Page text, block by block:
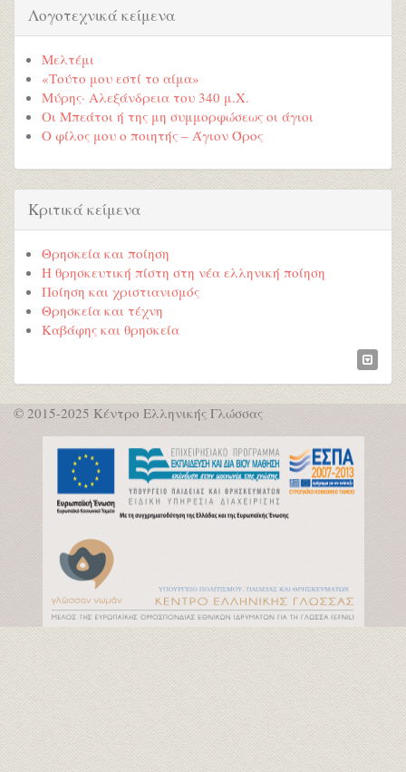
Λογοτεχνικά κείμενα
Μελτέμι
«Τούτο μου εστί το αίμα»
Μύρης· Αλεξάνδρεια του 340 μ.Χ.
Οι Μπεάτοι ή της μη συμμορφώσεως οι άγιοι
Ο φίλος μου ο ποιητής – Άγιον Όρος
Κριτικά κείμενα
Θρησκεία και ποίηση
Η θρησκευτική πίστη στη νέα ελληνική ποίηση
Ποίηση και χριστιανισμός
Θρησκεία και τέχνη
Καβάφης και θρησκεία
© 2015-2025 Κέντρο Ελληνικής Γλώσσας